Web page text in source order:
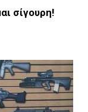
σίγουρη!